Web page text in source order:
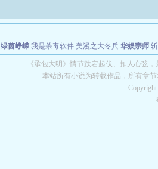
绿茵峥嵘 我是杀毒软件 美漫之大冬兵 华娱宗师
教练万岁 都市全能巨星 绝对交易 全职武神 位
《承包大明》情节跌宕起伏、扣人心弦
本站所有小说为转载作品，所有章